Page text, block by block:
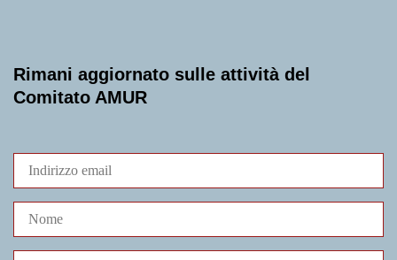
Rimani aggiornato sulle attività del
Comitato AMUR